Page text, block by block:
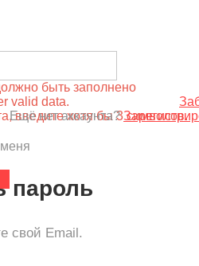
быть заполнено
valid data.
введите хотя бы 3 символов.
Ещё нет аккаунта?
пароль
свой Email.